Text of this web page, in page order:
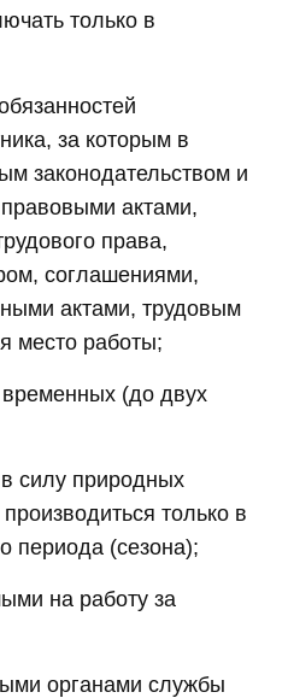
только в
за которым в
законодательством и
актами,
права,
соглашениями,
актами, трудовым
место работы;
(до двух
в силу природных
только в
периода (сезона);
на работу за
органами службы